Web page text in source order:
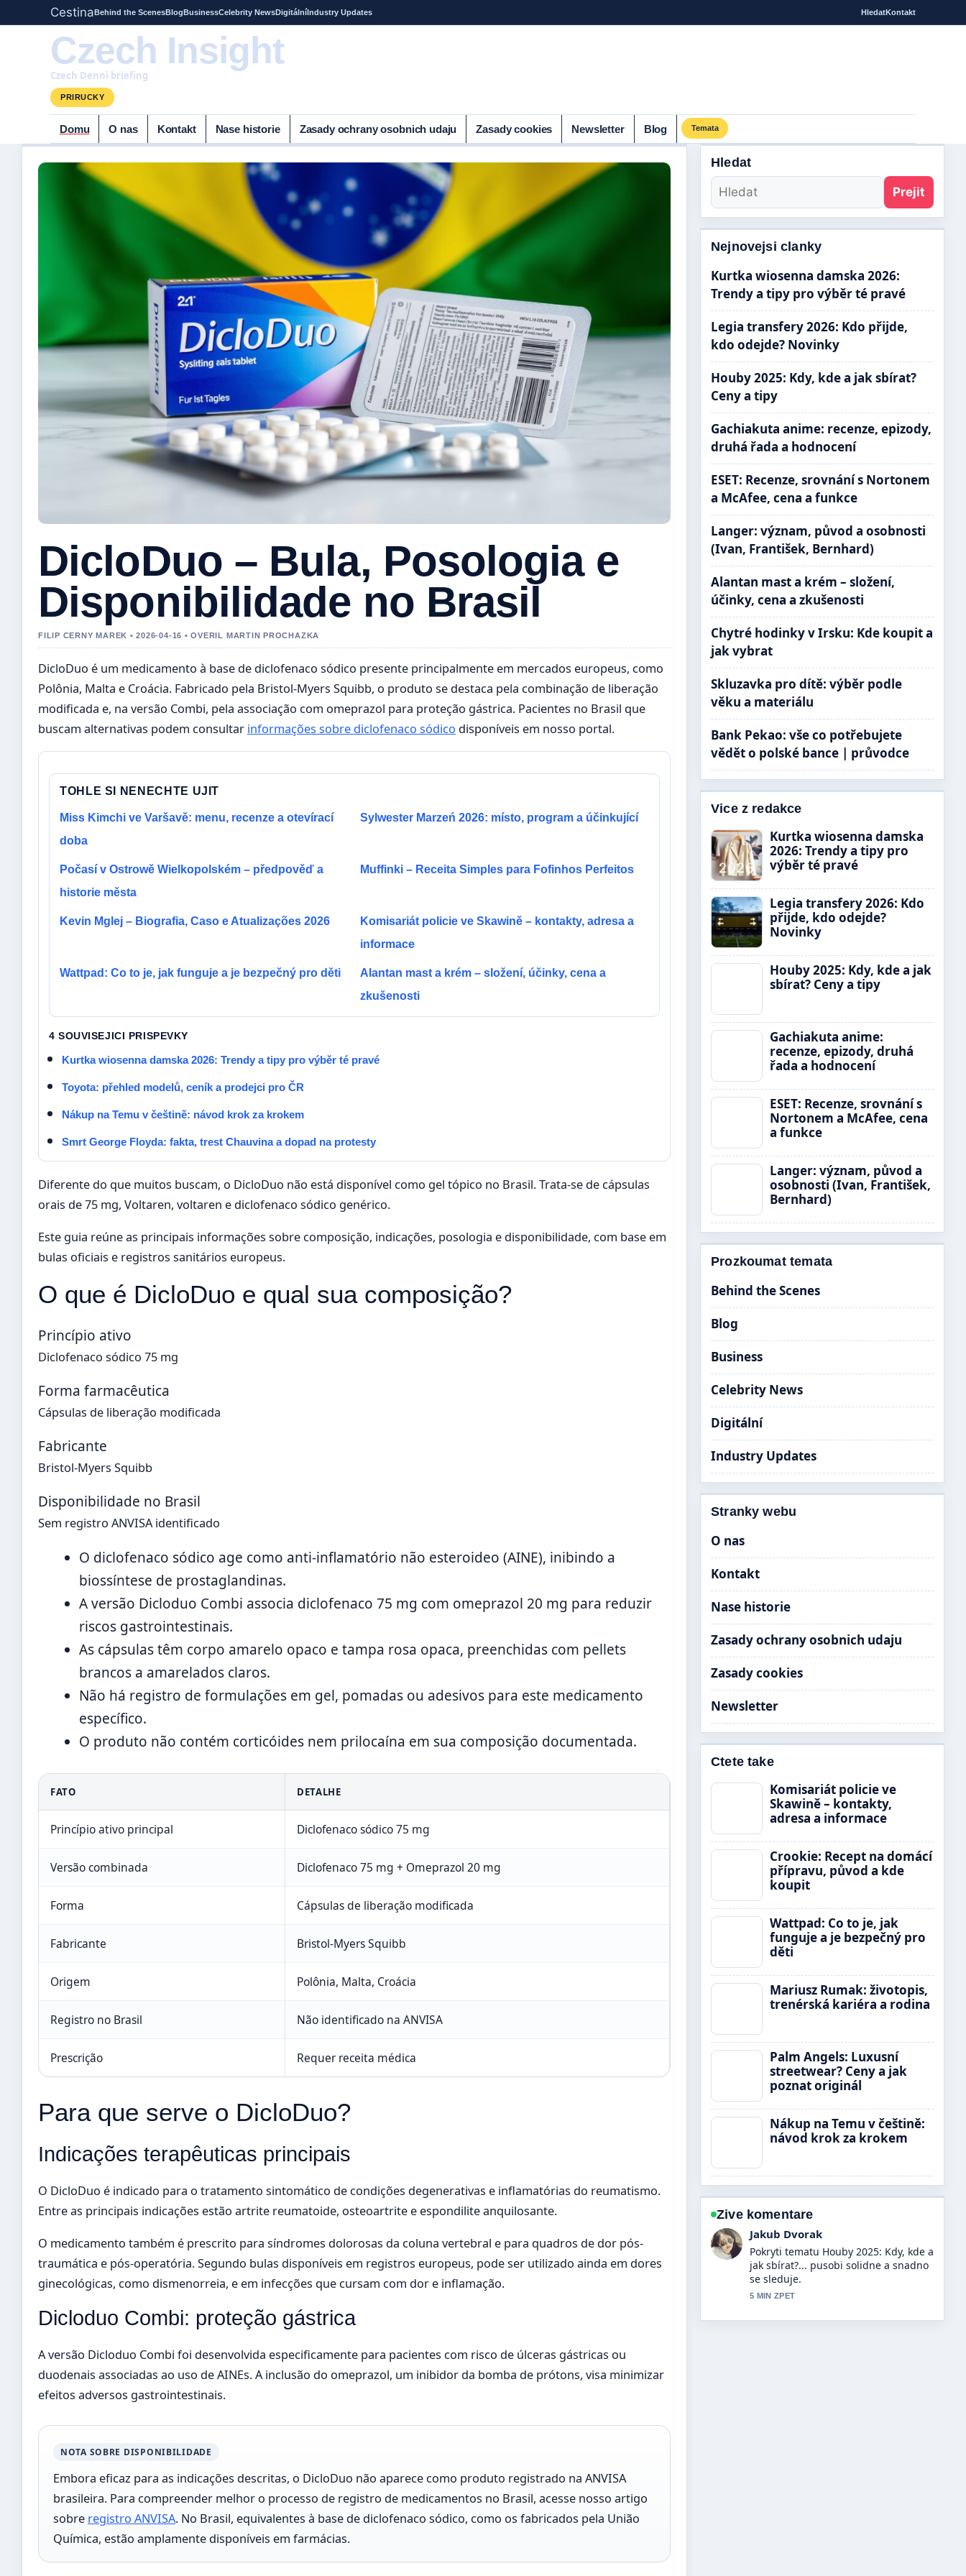
CestinaBehind the ScenesBlogBusinessCelebrity NewsDigitálníIndustry Updates HledatKontakt
Czech Insight
Czech Denni briefing
PRIRUCKY
Domu O nas Kontakt Nase historie Zasady ochrany osobnich udaju Zasady cookies Newsletter Blog Temata
DicloDuo – Bula, Posologia e
Disponibilidade no Brasil
FILIP CERNY MAREK • 2026-04-16 • OVERIL MARTIN PROCHAZKA
DicloDuo é um medicamento à base de diclofenaco sódico presente principalmente em mercados europeus, como
Polônia, Malta e Croácia. Fabricado pela Bristol-Myers Squibb, o produto se destaca pela combinação de liberação
modificada e, na versão Combi, pela associação com omeprazol para proteção gástrica. Pacientes no Brasil que
buscam alternativas podem consultar informações sobre diclofenaco sódico disponíveis em nosso portal.
TOHLE SI NENECHTE UJIT
Miss Kimchi ve Varšavě: menu, recenze a otevírací
doba
Sylwester Marzeń 2026: místo, program a účinkující
Počasí v Ostrowě Wielkopolském – předpověď a
historie města
Muffinki – Receita Simples para Fofinhos Perfeitos
Kevin Mglej – Biografia, Caso e Atualizações 2026
Komisariát policie ve Skawině – kontakty, adresa a
informace
Wattpad: Co to je, jak funguje a je bezpečný pro děti
Alantan mast a krém – složení, účinky, cena a
zkušenosti
4 SOUVISEJICI PRISPEVKY
Kurtka wiosenna damska 2026: Trendy a tipy pro výběr té pravé
Toyota: přehled modelů, ceník a prodejci pro ČR
Nákup na Temu v češtině: návod krok za krokem
Smrt George Floyda: fakta, trest Chauvina a dopad na protesty
Diferente do que muitos buscam, o DicloDuo não está disponível como gel tópico no Brasil. Trata-se de cápsulas
orais de 75 mg, Voltaren, voltaren e diclofenaco sódico genérico.
Este guia reúne as principais informações sobre composição, indicações, posologia e disponibilidade, com base em
bulas oficiais e registros sanitários europeus.
O que é DicloDuo e qual sua composição?
Princípio ativo
Diclofenaco sódico 75 mg
Forma farmacêutica
Cápsulas de liberação modificada
Fabricante
Bristol-Myers Squibb
Disponibilidade no Brasil
Sem registro ANVISA identificado
O diclofenaco sódico age como anti-inflamatório não esteroideo (AINE), inibindo a
biossíntese de prostaglandinas.
A versão Dicloduo Combi associa diclofenaco 75 mg com omeprazol 20 mg para reduzir
riscos gastrointestinais.
As cápsulas têm corpo amarelo opaco e tampa rosa opaca, preenchidas com pellets
brancos a amarelados claros.
Não há registro de formulações em gel, pomadas ou adesivos para este medicamento
específico.
O produto não contém corticóides nem prilocaína em sua composição documentada.
FATO DETALHE
Princípio ativo principal Diclofenaco sódico 75 mg
Versão combinada Diclofenaco 75 mg + Omeprazol 20 mg
Forma Cápsulas de liberação modificada
Fabricante Bristol-Myers Squibb
Origem Polônia, Malta, Croácia
Registro no Brasil Não identificado na ANVISA
Prescrição Requer receita médica
Para que serve o DicloDuo?
Indicações terapêuticas principais
O DicloDuo é indicado para o tratamento sintomático de condições degenerativas e inflamatórias do reumatismo.
Entre as principais indicações estão artrite reumatoide, osteoartrite e espondilite anquilosante.
O medicamento também é prescrito para síndromes dolorosas da coluna vertebral e para quadros de dor pós-
traumática e pós-operatória. Segundo bulas disponíveis em registros europeus, pode ser utilizado ainda em dores
ginecológicas, como dismenorreia, e em infecções que cursam com dor e inflamação.
Dicloduo Combi: proteção gástrica
A versão Dicloduo Combi foi desenvolvida especificamente para pacientes com risco de úlceras gástricas ou
duodenais associadas ao uso de AINEs. A inclusão do omeprazol, um inibidor da bomba de prótons, visa minimizar
efeitos adversos gastrointestinais.
NOTA SOBRE DISPONIBILIDADE
Embora eficaz para as indicações descritas, o DicloDuo não aparece como produto registrado na ANVISA
brasileira. Para compreender melhor o processo de registro de medicamentos no Brasil, acesse nosso artigo
sobre registro ANVISA. No Brasil, equivalentes à base de diclofenaco sódico, como os fabricados pela União
Química, estão amplamente disponíveis em farmácias.
Hledat
Prejit
Nejnovejsi clanky
Kurtka wiosenna damska 2026:
Trendy a tipy pro výběr té pravé
Legia transfery 2026: Kdo přijde,
kdo odejde? Novinky
Houby 2025: Kdy, kde a jak sbírat?
Ceny a tipy
Gachiakuta anime: recenze, epizody,
druhá řada a hodnocení
ESET: Recenze, srovnání s Nortonem
a McAfee, cena a funkce
Langer: význam, původ a osobnosti
(Ivan, František, Bernhard)
Alantan mast a krém – složení,
účinky, cena a zkušenosti
Chytré hodinky v Irsku: Kde koupit a
jak vybrat
Skluzavka pro dítě: výběr podle
věku a materiálu
Bank Pekao: vše co potřebujete
vědět o polské bance | průvodce
Vice z redakce
Kurtka wiosenna damska
2026: Trendy a tipy pro
výběr té pravé
Legia transfery 2026: Kdo
přijde, kdo odejde?
Novinky
Houby 2025: Kdy, kde a jak
sbírat? Ceny a tipy
Gachiakuta anime:
recenze, epizody, druhá
řada a hodnocení
ESET: Recenze, srovnání s
Nortonem a McAfee, cena
a funkce
Langer: význam, původ a
osobnosti (Ivan, František,
Bernhard)
Prozkoumat temata
Behind the Scenes
Blog
Business
Celebrity News
Digitální
Industry Updates
Stranky webu
O nas
Kontakt
Nase historie
Zasady ochrany osobnich udaju
Zasady cookies
Newsletter
Ctete take
Komisariát policie ve
Skawině – kontakty,
adresa a informace
Crookie: Recept na domácí
přípravu, původ a kde
koupit
Wattpad: Co to je, jak
funguje a je bezpečný pro
děti
Mariusz Rumak: životopis,
trenérská kariéra a rodina
Palm Angels: Luxusní
streetwear? Ceny a jak
poznat originál
Nákup na Temu v češtině:
návod krok za krokem
Zive komentare
Lucie Cerny
Vyborna verifikace kolem Kurtka
wiosenna damska 2026: Trendy a
tipy.... Vic redakci by melo psat timto
stylem.